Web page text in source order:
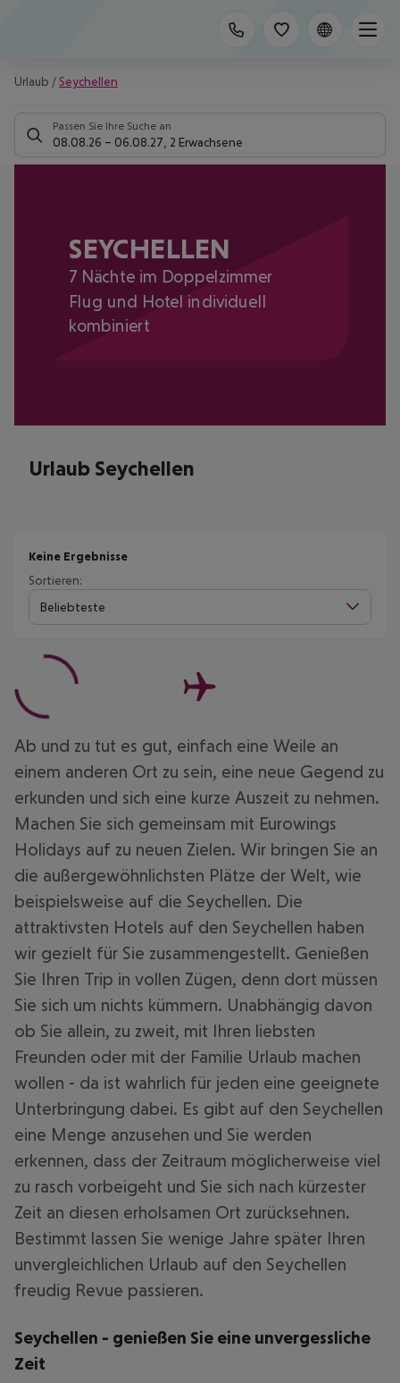
Urlaub / Seychellen
Passen Sie Ihre Suche an
08.08.26 – 06.08.27 2 Erwachsene
SEYCHELLEN
7 Nächte im Doppelzimmer
Flug und Hotel individuell
kombiniert
Urlaub Seychellen
Keine Ergebnisse
Sortieren:
Beliebteste
Ab und zu tut es gut, einfach eine Weile an
einem anderen Ort zu sein, eine neue Gegend zu
erkunden und sich eine kurze Auszeit zu nehmen.
Machen Sie sich gemeinsam mit Eurowings
Holidays auf zu neuen Zielen. Wir bringen Sie an
die außergewöhnlichsten Plätze der Welt, wie
beispielsweise auf die Seychellen. Die
attraktivsten Hotels auf den Seychellen haben
wir gezielt für Sie zusammengestellt. Genießen
Sie Ihren Trip in vollen Zügen, denn dort müssen
Sie sich um nichts kümmern. Unabhängig davon
ob Sie allein, zu zweit, mit Ihren liebsten
Freunden oder mit der Familie Urlaub machen
wollen - da ist wahrlich für jeden eine geeignete
Unterbringung dabei. Es gibt auf den Seychellen
eine Menge anzusehen und Sie werden
erkennen, dass der Zeitraum möglicherweise viel
zu rasch vorbeigeht und Sie sich nach kürzester
Zeit an diesen erholsamen Ort zurücksehnen.
Bestimmt lassen Sie wenige Jahre später Ihren
unvergleichlichen Urlaub auf den Seychellen
freudig Revue passieren.
Seychellen - genießen Sie eine unvergessliche
Zeit